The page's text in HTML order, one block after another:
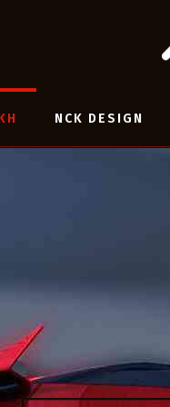
NCK DESIGN